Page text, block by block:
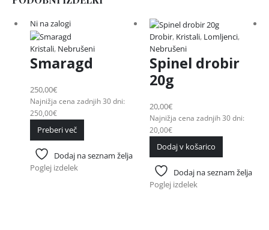
Ni na zalogi
Kristali, Nebrušeni
Smaragd
250,00€
Najnižja cena zadnjih 30 dni:
250,00€
Preberi več
Dodaj na seznam želja
Poglej izdelek
Drobir, Kristali, Lomljenci,
Nebrušeni
Spinel drobir
20g
20,00€
Najnižja cena zadnjih 30 dni:
20,00€
Dodaj v košarico
Dodaj na seznam želja
Poglej izdelek